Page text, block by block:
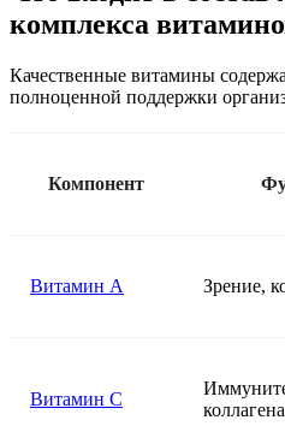
комплекса
Качественные витамины
полноценной поддержки
Компонент
Витамин A Зрение,
Витамин C
коллагена